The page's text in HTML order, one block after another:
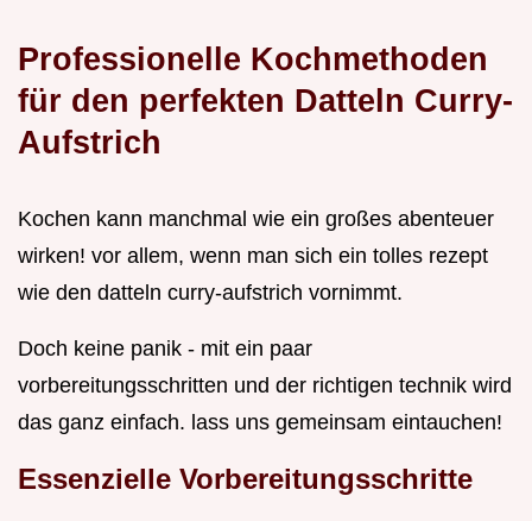
Professionelle Kochmethoden
für den perfekten Datteln Curry-
Aufstrich
Kochen kann manchmal wie ein großes abenteuer
wirken! vor allem, wenn man sich ein tolles rezept
wie den datteln curry-aufstrich vornimmt.
Doch keine panik - mit ein paar
vorbereitungsschritten und der richtigen technik wird
das ganz einfach. lass uns gemeinsam eintauchen!
Essenzielle Vorbereitungsschritte